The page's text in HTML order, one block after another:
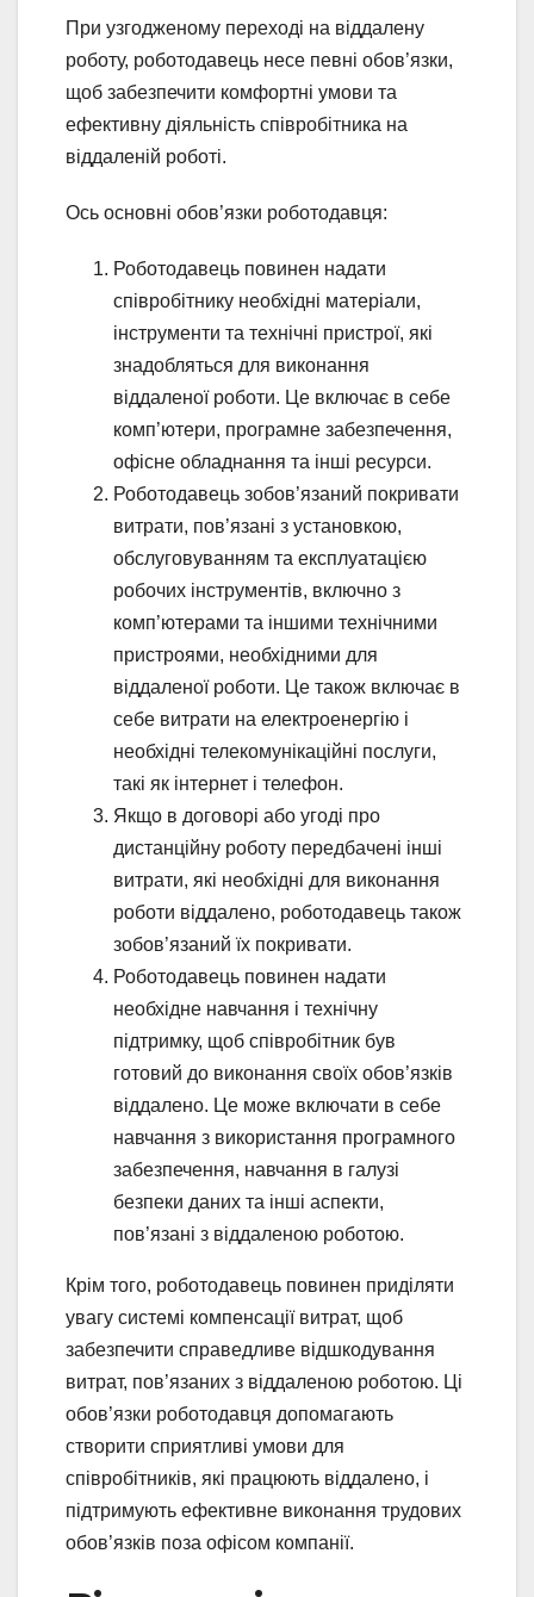
При узгодженому переході на віддалену
роботу, роботодавець несе певні обов’язки,
щоб забезпечити комфортні умови та
ефективну діяльність співробітника на
віддаленій роботі.
Ось основні обов’язки роботодавця:
Роботодавець повинен надати
співробітнику необхідні матеріали,
інструменти та технічні пристрої, які
знадобляться для виконання
віддаленої роботи. Це включає в себе
комп’ютери, програмне забезпечення,
офісне обладнання та інші ресурси.
Роботодавець зобов’язаний покривати
витрати, пов’язані з установкою,
обслуговуванням та експлуатацією
робочих інструментів, включно з
комп’ютерами та іншими технічними
пристроями, необхідними для
віддаленої роботи. Це також включає в
себе витрати на електроенергію і
необхідні телекомунікаційні послуги,
такі як інтернет і телефон.
Якщо в договорі або угоді про
дистанційну роботу передбачені інші
витрати, які необхідні для виконання
роботи віддалено, роботодавець також
зобов’язаний їх покривати.
Роботодавець повинен надати
необхідне навчання і технічну
підтримку, щоб співробітник був
готовий до виконання своїх обов’язків
віддалено. Це може включати в себе
навчання з використання програмного
забезпечення, навчання в галузі
безпеки даних та інші аспекти,
пов’язані з віддаленою роботою.
Крім того, роботодавець повинен приділяти
увагу системі компенсації витрат, щоб
забезпечити справедливе відшкодування
витрат, пов’язаних з віддаленою роботою. Ці
обов’язки роботодавця допомагають
створити сприятливі умови для
співробітників, які працюють віддалено, і
підтримують ефективне виконання трудових
обов’язків поза офісом компанії.